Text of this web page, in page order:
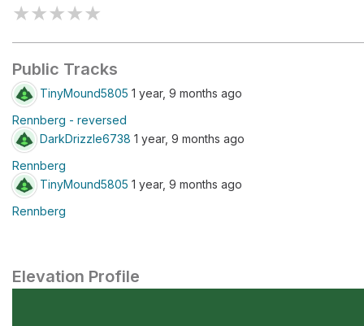
★★★★★
Public Tracks
TinyMound5805 1 year, 9 months ago
Rennberg - reversed
DarkDrizzle6738 1 year, 9 months ago
Rennberg
TinyMound5805 1 year, 9 months ago
Rennberg
Elevation Profile